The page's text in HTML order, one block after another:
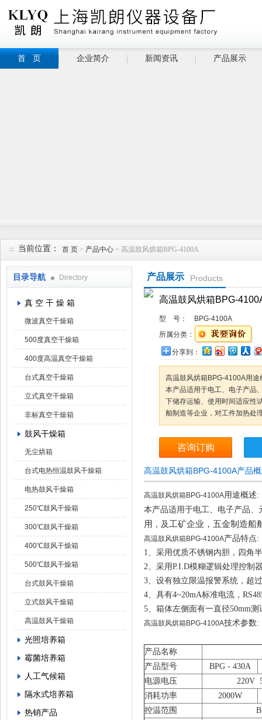
首 页 企业简介 新闻资讯 产品展示
当前位置： 首 页 > 产品中心 > 高温鼓风烘箱BPG-4100A
目录导航 Directory
真 空 干 燥 箱
微波真空干燥箱
500度真空干燥箱
400度高温真空干燥箱
台式真空干燥箱
立式真空干燥箱
非标真空干燥箱
鼓风干燥箱
无尘烘箱
台式电热恒温鼓风干燥箱
电热鼓风干燥箱
250℃鼓风干燥箱
300℃鼓风干燥箱
400℃鼓风干燥箱
500℃鼓风干燥箱
台式鼓风干燥箱
立式鼓风干燥箱
高温鼓风干燥箱
光照培养箱
霉菌培养箱
人工气候箱
隔水式培养箱
热销产品
产品展示 Products
高温鼓风烘箱BPG-
型 号：
BPG-4100A
所属分类：
分享到：
高温鼓风烘箱BPG-4100A用途
本产品适用于电工、电子产品
下储存运输、使用时间适应性
舶制造等企业，对工件加热处
咨询订购
高温鼓风烘箱BPG-4100A产品
高温鼓风烘箱BPG-4100A用途概述:
本产品适用于电工、电子产品
用 ，及 工矿企业，五金制造船
高温鼓风烘箱BPG-4100A产品特点:
1、采用优质不锈钢内胆，四角
2、采用P.I.D模糊逻辑处理控制
3、设有独立限温报警系统，超
4、具有4~20mA标准电流，
5、箱体左侧面有一直径50mm
高温鼓风烘箱BPG-4100A技术参数:
产品名称
产品型号
BPG -430A
电源电压
220V
消耗功率
2000W
控温范围